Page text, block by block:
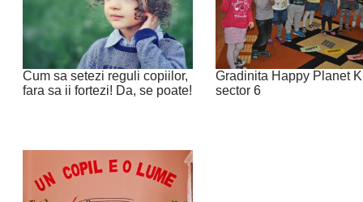
Cum sa setezi reguli copiilor,
fara sa ii fortezi! Da, se poate!
Gradinita Happy Planet
sector 6